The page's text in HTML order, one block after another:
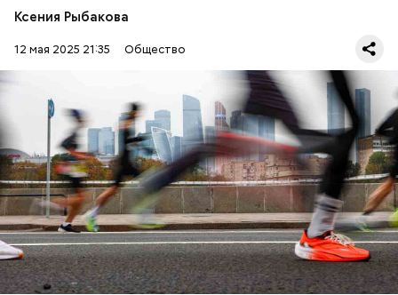
Ксения Рыбакова
12 мая 2025 21:35 Общество
Ранние плоды, по словам врача, лучше не есть: